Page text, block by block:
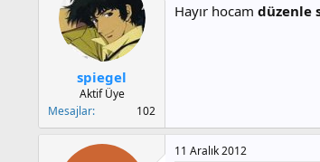
spiegel
Aktif Üye
Mesajlar
102
Hayır hocam düzenle
11 Aralık 2012